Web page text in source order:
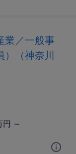
業／一般事
）（神奈川
～